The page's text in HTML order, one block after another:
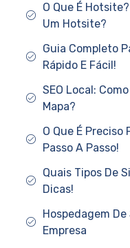
O Que É
Um Hotsite?
Guia Completo
Rápido E Fácil!
SEO Local:
Mapa?
O Que É Preciso
Passo A Passo!
Quais Tipos De
Dicas!
Hospedagem
Empresa